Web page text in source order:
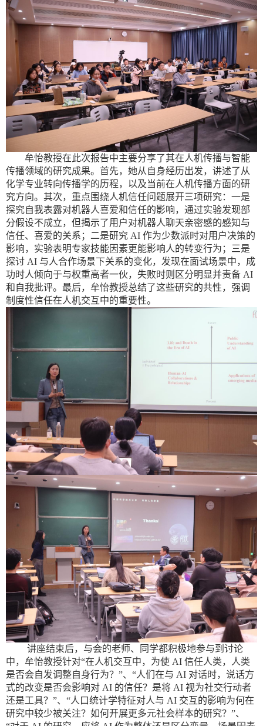
牟怡教授在此次报告中主要分享了其在人机传播与智能
传播领域的研究成果。首先，她从自身经历出发，讲述了从
化学专业转向传播学的历程，以及当前在人机传播方面的研
究方向。其次，重点围绕人机信任问题展开三项研究：一是
探究自我表露对机器人喜爱和信任的影响，通过实验发现部
分假设不成立，但揭示了用户对机器人聊天亲密感的感知与
信任、喜爱的关系；二是研究 AI 作为少数派时对用户决策的
影响，实验表明专家技能因素更能影响人的转变行为；三是
探讨 AI 与人合作场景下关系的变化，发现在面试场景中，成
功时人倾向于与权重高者一伙，失败时则区分明显并责备 AI
和自我批评。最后，牟怡教授总结了这些研究的共性，强调
制度性信任在人机交互中的重要性。
讲座结束后，与会的老师、同学都积极地参与到讨论
中，牟怡教授针对“在人机交互中，为使 AI 信任人类，人类
是否会自发调整自身行为？”、“人们在与 AI 对话时，说话方
式的改变是否会影响对 AI 的信任？是将 AI 视为社交行动者
还是工具？”、“人口统计学特征对人与 AI 交互的影响为何在
研究中较少被关注？如何开展更多元社会样本的研究？”、